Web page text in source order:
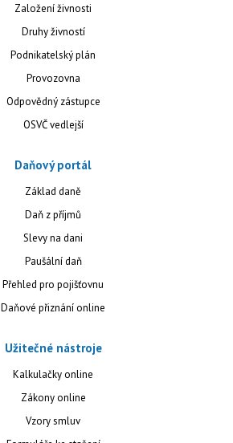
Založení živnosti
Druhy živností
Podnikatelský plán
Provozovna
Odpovědný zástupce
OSVČ vedlejší
Daňový portál
Základ daně
Daň z příjmů
Slevy na dani
Paušální daň
Přehled pro pojišťovnu
Daňové přiznání online
Užitečné nástroje
Kalkulačky online
Zákony online
Vzory smluv